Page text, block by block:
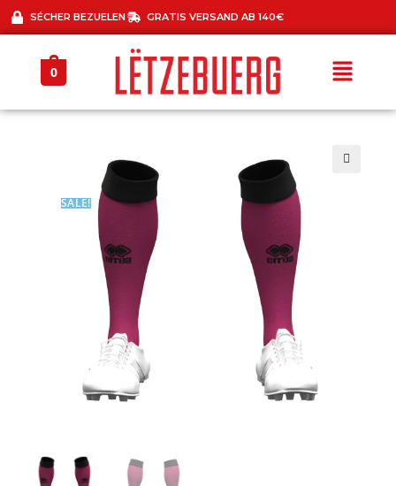
SÉCHER BEZUELEN GRATIS VERSAND AB 140€
0
SALE!